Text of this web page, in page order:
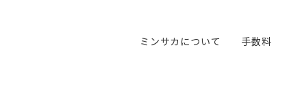
ミンサカについて 手数料